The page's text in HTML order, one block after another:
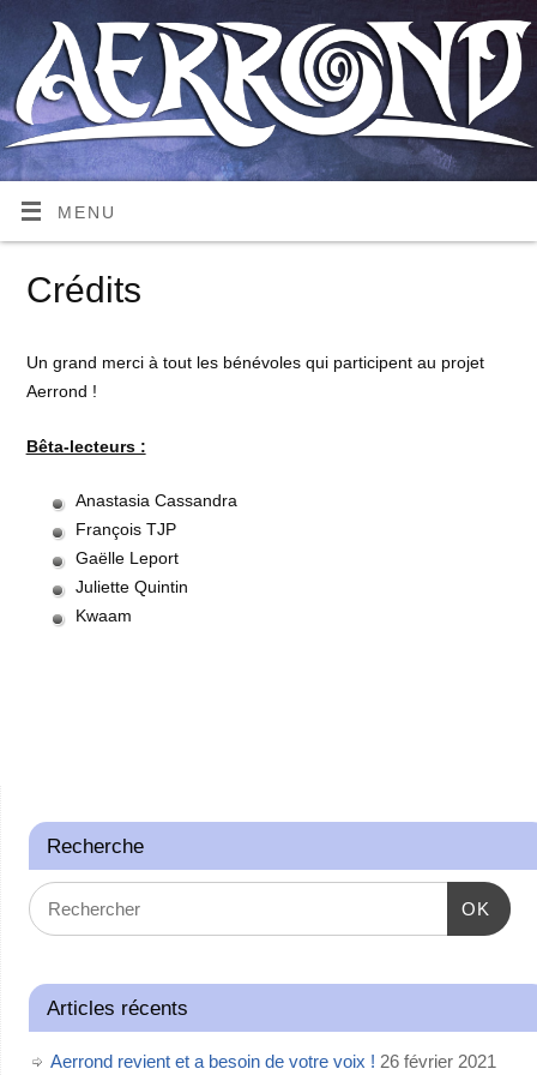
MENU
Crédits
Un grand merci à tout les bénévoles qui participent au projet
Aerrond !
Bêta-lecteurs :
Anastasia Cassandra
François TJP
Gaëlle Leport
Juliette Quintin
Kwaam
Recherche
OK
Articles récents
Aerrond revient et a besoin de votre voix ! 26 février 2021